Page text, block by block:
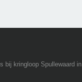
bij kringloop Spullewaard in